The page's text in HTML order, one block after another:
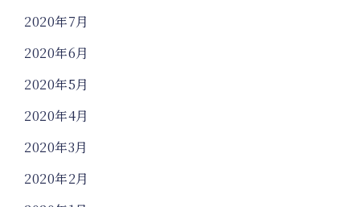
2020年7月
2020年6月
2020年5月
2020年4月
2020年3月
2020年2月